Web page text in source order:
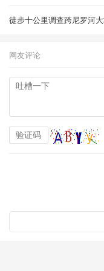
徒步十公里调查跨尼罗河
网友评论